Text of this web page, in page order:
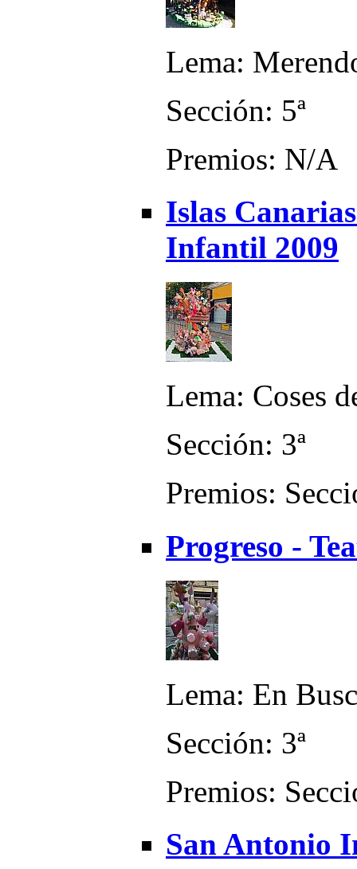
Lema:
Sección: 5ª
Premios: N/A
Islas
Infantil 2009
Lema: Coses
Sección: 3ª
Premios:
Progreso -
Lema: En
Sección: 3ª
Premios:
San Antonio